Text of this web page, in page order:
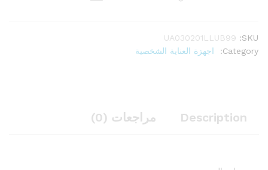
SKU:
UA030201LLUB99
Category:
اجهزة العناية الشخصية
Description مراجعات (0)